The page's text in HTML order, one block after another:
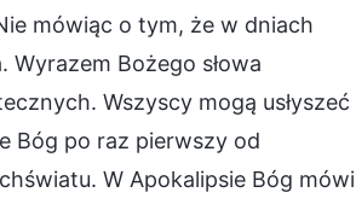
mówiąc o tym, że w dniach
Bożego słowa
Wszyscy mogą usłyszeć
Bóg po raz pierwszy od
W Apokalipsie Bóg mówi